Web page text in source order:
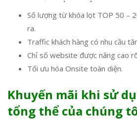
Số lượng từ khóa lọt TOP 50 –
ra.
Traffic khách hàng có nhu cầu
Chỉ số website được nâng cao
Tối ưu hóa Onsite toàn diện.
Khuyến mãi khi sử
tổng thể của chúng